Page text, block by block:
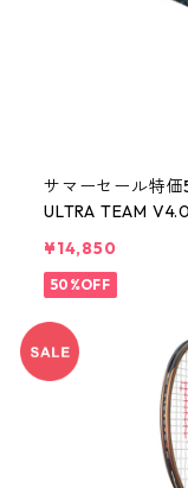
サマーセール特
ULTRA TEAM V4.0
¥14,850
50%OFF